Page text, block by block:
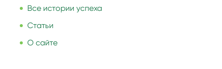
Все истории успеха
Статьи
О сайте